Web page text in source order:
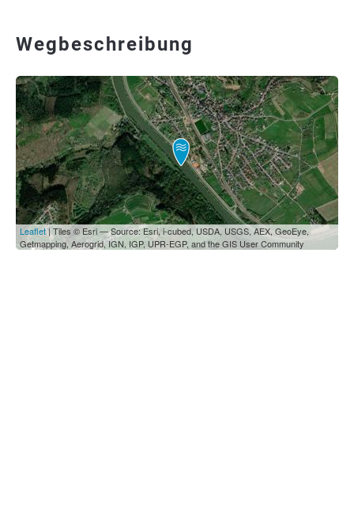
Wegbeschreibung
Leaflet| Tiles © Esri — Source: Esri, i-cubed, USDA, USGS, AEX, GeoEye,
Getmapping, Aerogrid, IGN, IGP, UPR-EGP, and the GIS User Community